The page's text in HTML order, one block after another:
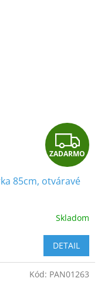
Z
A
D
A
R
M
ZADARMO
85cm, otváravé
Skladom
DETAIL
Kód: PAN01263